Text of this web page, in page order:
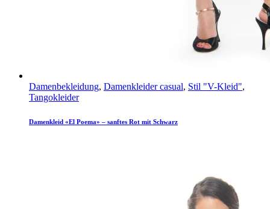
Damenbekleidung, Damenkleider casual, Stil "V-Kleid",
Tangokleider
Damenkleid «El Poema» – sanftes Rot mit Schwarz